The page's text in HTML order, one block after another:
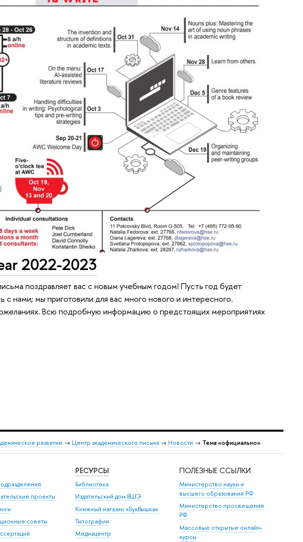
2022-2023
поздравляет вас с новым учебным годом! Пусть год будет
нами; мы приготовили для вас много нового и интересного.
Всю подробную информацию о предстоящих мероприятиях
развитие → Центр академического письма → Новости → Тема «официально»
проекты
советы
РЕСУРСЫ
Библиотека
Издательский дом ВШЭ
Книжный магазин «БукВышка»
Типография
Медиацентр
ПОЛЕЗНЫЕ ССЫЛКИ
Министерство науки и
высшего образования РФ
Министерство просвещения
РФ
Массовые открытые онлайн-
курсы